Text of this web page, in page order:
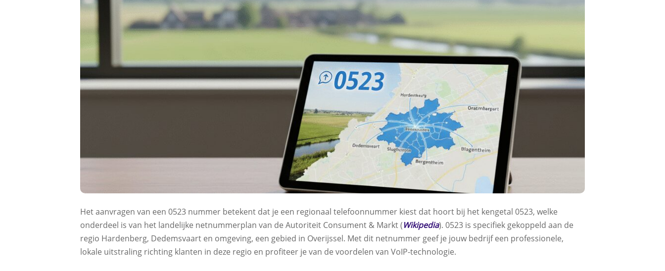
Het aanvragen van een 0523 nummer betekent dat je een regionaal telefoonnummer kiest dat hoort bij het kengetal 0523, welke
onderdeel is van het landelijke netnummerplan van de Autoriteit Consument & Markt (Wikipedia). 0523 is specifiek gekoppeld aan de
regio Hardenberg, Dedemsvaart en omgeving, een gebied in Overijssel. Met dit netnummer geef je jouw bedrijf een professionele,
lokale uitstraling richting klanten in deze regio en profiteer je van de voordelen van VoIP-technologie.